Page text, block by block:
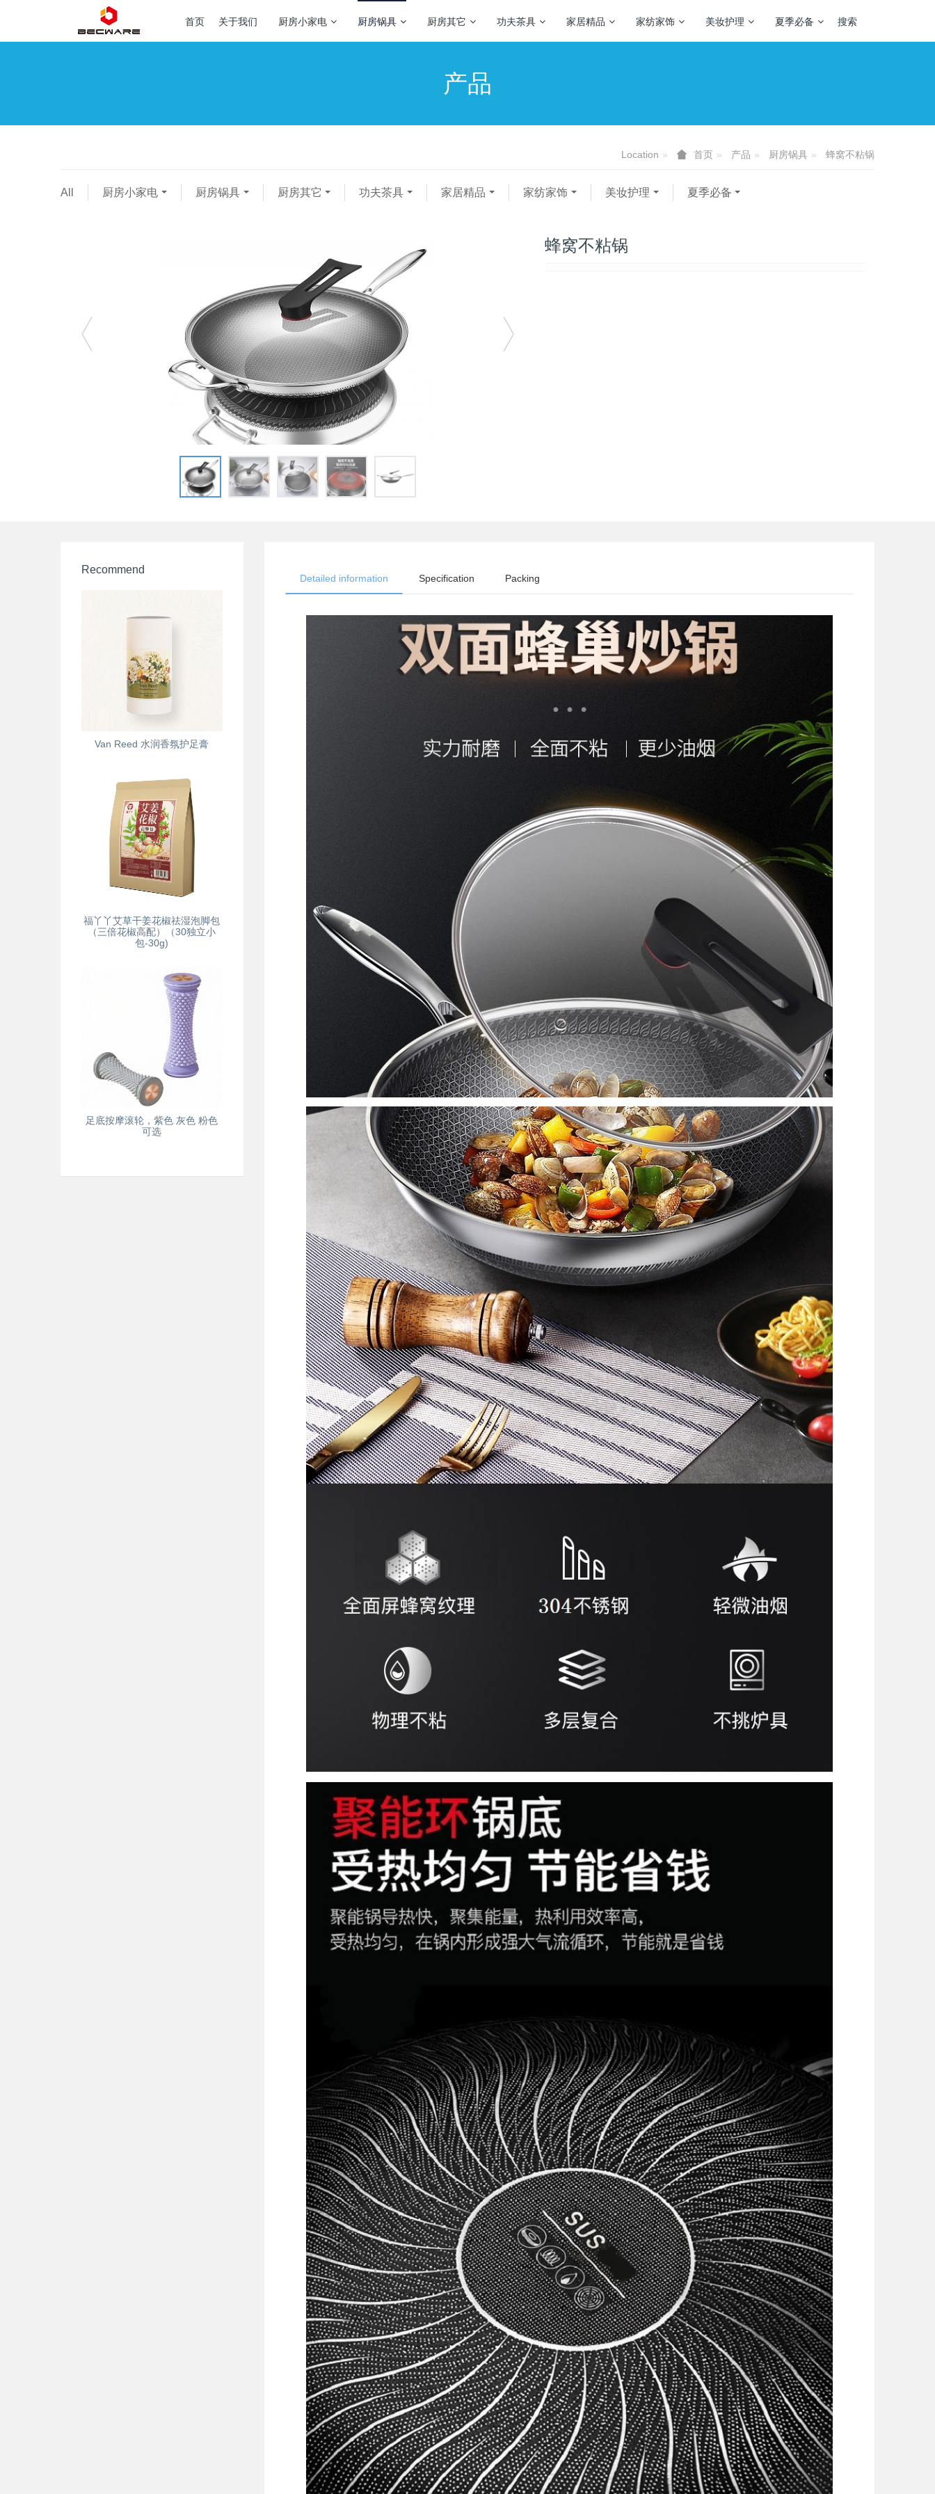
首页 关于我们 厨房小家电 厨房锅具 厨房其它 功夫茶具 家居精品 家纺家饰 美妆护理 夏季必备 搜索
产品
Location 首页 产品 厨房锅具 蜂窝不粘锅
All 厨房小家电 厨房锅具 厨房其它 功夫茶具 家居精品 家纺家饰 美妆护理 夏季必备
蜂窝不粘锅
Detailed information Specification Packing
Recommend
Van Reed 水润香氛护足膏
福丫丫艾草干姜花椒祛湿泡脚包
（三倍花椒高配）（30独立小
包-30g)
足底按摩滚轮，紫色 灰色 粉色
可选